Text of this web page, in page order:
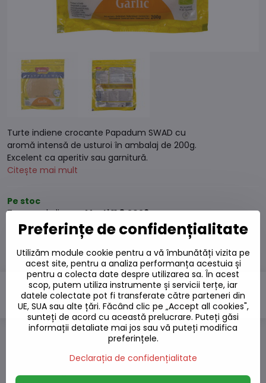
Turte indiene crocante Papadum SWAD cu
aromă intensă de usturoi în ambalaj de 200g.
Excelent ca aperitiv sau garnitură.
Citește mai mult
Pe stoc
Termen de livrare:Marți11.8.2026
11,01 L
9,92 Lexcl. TVA
Adaugă la Coș
Adăugați la listă
Preferințe de confidențialitate
Utilizăm module cookie pentru a vă îmbunătăți vizita pe
acest site, pentru a analiza performanța acestuia și
pentru a colecta date despre utilizarea sa. În acest
scop, putem utiliza instrumente și servicii terțe, iar
datele colectate pot fi transferate către parteneri din
UE, SUA sau alte țări. Făcând clic pe „Accept all cookies",
sunteți de acord cu această prelucrare. Puteți găsi
informații detaliate mai jos sau vă puteți modifica
preferințele.
Declarația de confidențialitate